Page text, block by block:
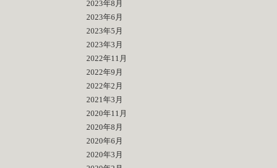
2023年8月
2023年6月
2023年5月
2023年3月
2022年11月
2022年9月
2022年2月
2021年3月
2020年11月
2020年8月
2020年6月
2020年3月